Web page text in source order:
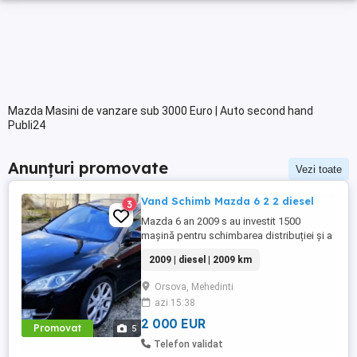
Mazda Masini de vanzare sub 3000 Euro | Auto second hand
Publi24
Anunțuri promovate Vezi toate
Promovat 5
3 Vand Schimb Mazda 6 2 2 diesel
Mazda 6 an 2009 s au investit 1500
mașină pentru schimbarea distribuției și a
consumabile Mașina are keyles
entrykeyles go webasto încălzire scaune
clima duală piele scaune electrice cârlig
remorcare,etc. Se da la prețul acesta
fiindcă este afectată de grindină ...
2009 | diesel | 2009 km
Orsova, Mehedinti
azi 15:38
2 000 EUR
Telefon validat